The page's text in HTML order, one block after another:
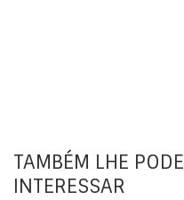
TAMBÉM LHE PODE
INTERESSAR